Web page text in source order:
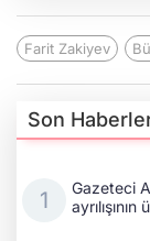
Farit Zakiyev
Son
Gazeteci